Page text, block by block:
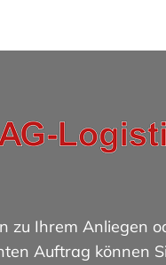
zu Ihrem Anliegen
Auftrag können